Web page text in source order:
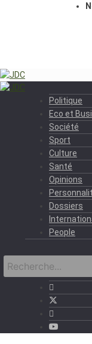
Politique
Eco et
Société
Sport
Culture
Santé
Opinions
Dossiers
People